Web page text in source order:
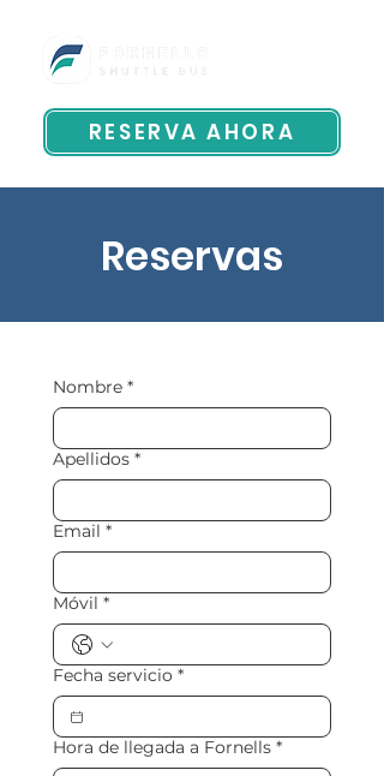
RESERVA AHORA
Reservas
Nombre *
Apellidos *
Email *
Móvil *
Fecha servicio *
Hora de llegada a Fornells *